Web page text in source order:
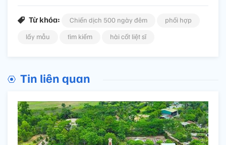
Từ khóa: Chiến dịch 500 ngày đêm
phối hợp
lấy mẫu
tìm kiếm hài cốt liệt sĩ
Tin liên quan